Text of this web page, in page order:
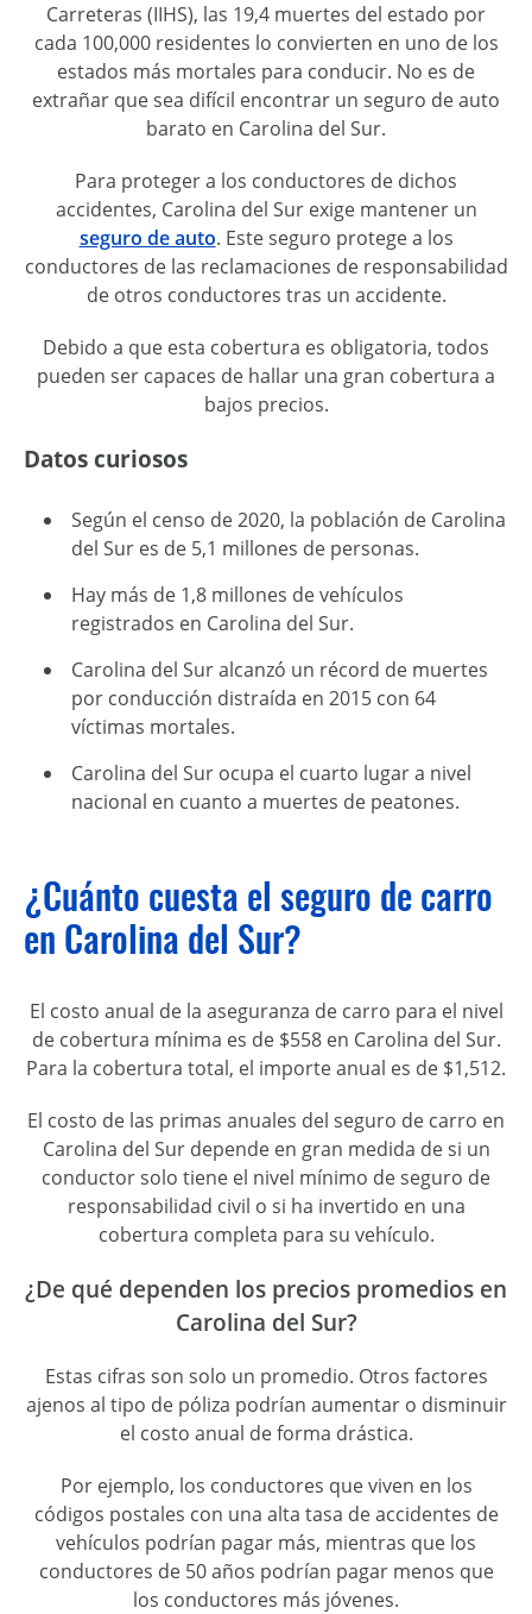
Carreteras (IIHS), las 19,4 muertes del estado por
cada 100,000 residentes lo convierten en uno de los
estados más mortales para conducir. No es de
extrañar que sea difícil encontrar un seguro de auto
barato en Carolina del Sur.
Para proteger a los conductores de dichos
accidentes, Carolina del Sur exige mantener un
seguro de auto. Este seguro protege a los
conductores de las reclamaciones de responsabilidad
de otros conductores tras un accidente.
Debido a que esta cobertura es obligatoria, todos
pueden ser capaces de hallar una gran cobertura a
bajos precios.
Datos curiosos
Según el censo de 2020, la población de Carolina
del Sur es de 5,1 millones de personas.
Hay más de 1,8 millones de vehículos
registrados en Carolina del Sur.
Carolina del Sur alcanzó un récord de muertes
por conducción distraída en 2015 con 64
víctimas mortales.
Carolina del Sur ocupa el cuarto lugar a nivel
nacional en cuanto a muertes de peatones.
¿Cuánto cuesta el seguro de carro
en Carolina del Sur?
El costo anual de la aseguranza de carro para el nivel
de cobertura mínima es de $558 en Carolina del Sur.
Para la cobertura total, el importe anual es de $1,512.
El costo de las primas anuales del seguro de carro en
Carolina del Sur depende en gran medida de si un
conductor solo tiene el nivel mínimo de seguro de
responsabilidad civil o si ha invertido en una
cobertura completa para su vehículo.
¿De qué dependen los precios promedios en
Carolina del Sur?
Estas cifras son solo un promedio. Otros factores
ajenos al tipo de póliza podrían aumentar o disminuir
el costo anual de forma drástica.
Por ejemplo, los conductores que viven en los
códigos postales con una alta tasa de accidentes de
vehículos podrían pagar más, mientras que los
conductores de 50 años podrían pagar menos que
los conductores más jóvenes.